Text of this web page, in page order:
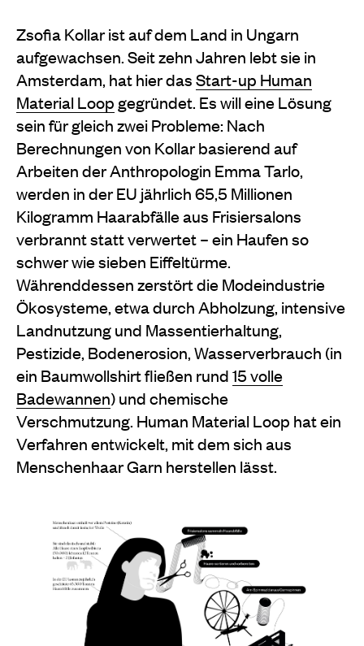
Zsofia Kollar ist auf dem Land in Ungarn
aufgewachsen. Seit zehn Jahren lebt sie in
Amsterdam, hat hier dasStart-up Human
Material Loop gegründet. Es will eine Lösung
sein für gleich zwei Probleme: Nach
Berechnungen von Kollar basierend auf
Arbeiten der Anthropologin Emma Tarlo,
werden in der EU jährlich 65,5 Millionen
Kilogramm Haarabfälle aus Frisiersalons
verbrannt statt verwertet – ein Haufen so
schwer wie sieben Eiffeltürme.
Währenddessen zerstört die Modeindustrie
Ökosysteme, etwa durch Abholzung, intensive
Landnutzung und Massentierhaltung,
Pestizide, Bodenerosion, Wasserverbrauch (in
ein Baumwollshirt fließen rund15 volle
Badewannen) und chemische
Verschmutzung. Human Material Loop hat ein
Verfahren entwickelt, mit dem sich aus
Menschenhaar Garn herstellen lässt.